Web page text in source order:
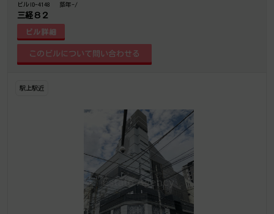
ビルID-4148 築年-/
三経８２
ビル詳細
駅上駅近